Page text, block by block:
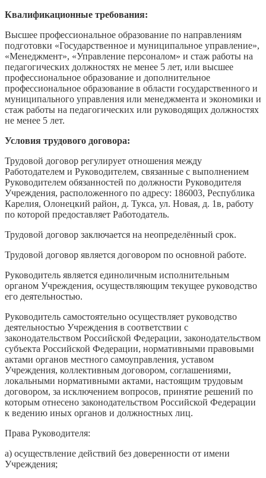
Квалификационные требования:
Высшее профессиональное образование по направлениям
подготовки «Государственное и муниципальное управление»,
«Менеджмент», «Управление персоналом» и стаж работы на
педагогических должностях не менее 5 лет, или высшее
профессиональное образование и дополнительное
профессиональное образование в области государственного и
муниципального управления или менеджмента и экономики и
стаж работы на педагогических или руководящих должностях
не менее 5 лет.
Условия трудового договора:
Трудовой договор регулирует отношения между
Работодателем и Руководителем, связанные с выполнением
Руководителем обязанностей по должности Руководителя
Учреждения, расположенного по адресу: 186003, Республика
Карелия, Олонецкий район, д. Тукса, ул. Новая, д. 1в, работу
по которой предоставляет Работодатель.
Трудовой договор заключается на неопределённый срок.
Трудовой договор является договором по основной работе.
Руководитель является единоличным исполнительным
органом Учреждения, осуществляющим текущее руководство
его деятельностью.
Руководитель самостоятельно осуществляет руководство
деятельностью Учреждения в соответствии с
законодательством Российской Федерации, законодательством
субъекта Российской Федерации, нормативными правовыми
актами органов местного самоуправления, уставом
Учреждения, коллективным договором, соглашениями,
локальными нормативными актами, настоящим трудовым
договором, за исключением вопросов, принятие решений по
которым отнесено законодательством Российской Федерации
к ведению иных органов и должностных лиц.
Права Руководителя:
а) осуществление действий без доверенности от имени
Учреждения;